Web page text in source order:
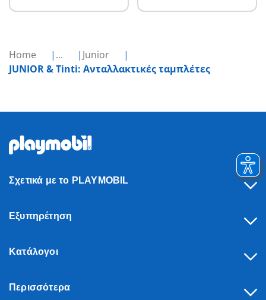
Home ...
Junior
JUNIOR & Tinti: Ανταλλακτικές ταμπλέτες
Σχετικά με το PLAYMOBIL
Εξυπηρέτηση
Κατάλογοι
Περισσότερα